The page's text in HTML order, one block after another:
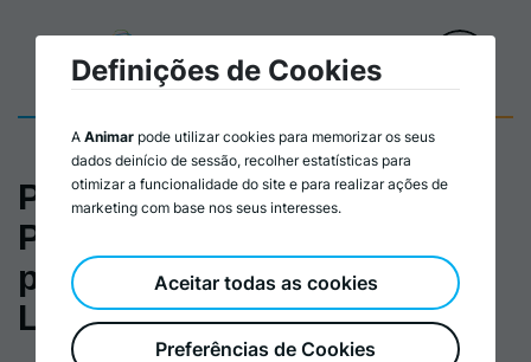
Plano de formação de
Planeamento Estratégico
para o Desenvolvimento
Local
Definições de Cookies
A Animar pode utilizar cookies para memorizar os seus
dados deinício de sessão, recolher estatísticas para
otimizar a funcionalidade do site e para realizar ações de
marketing com base nos seus interesses.
Preferências de Cookies
Aceitar todas as cookies